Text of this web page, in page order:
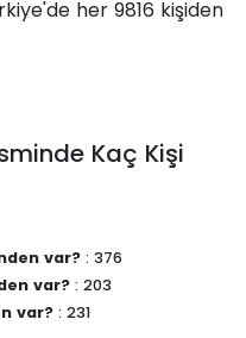
her 9816 kişiden
Kaç Kişi
var? : 376
var? : 203
var? : 231